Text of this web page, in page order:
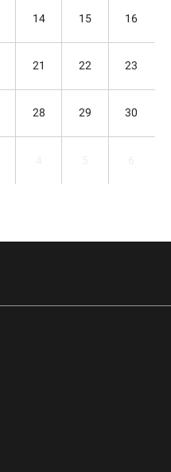
14 15 16
21 22 23
28 29 30